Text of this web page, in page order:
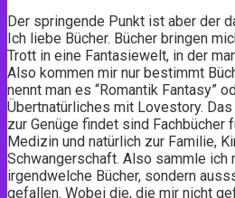
Der springende Punkt ist aber der
Ich liebe Bücher. Bücher bringen
Trott in eine Fantasiewelt, in der
Also kommen mir nur bestimmt
nennt man es “Romantik Fantasy”
Übertnatürliches mit Lovestory. Das
zur Genüge findet sind Fachbücher
Medizin und natürlich zur Familie,
Schwangerschaft. Also sammle ich
irgendwelche Bücher, sondern
gefallen. Wobei die, die mir nicht